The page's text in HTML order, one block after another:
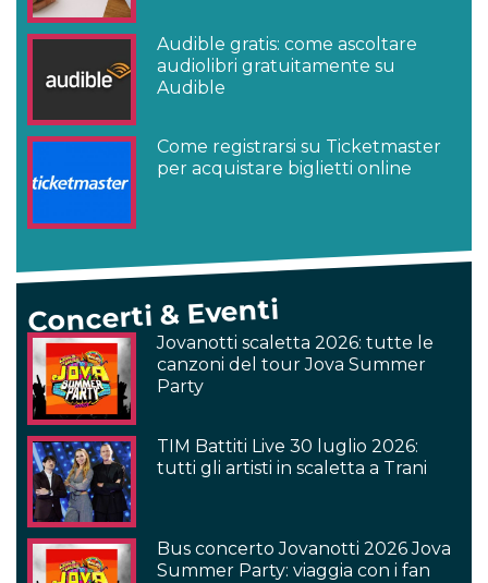
Audible gratis: come ascoltare
audiolibri gratuitamente su
Audible
Come registrarsi su Ticketmaster
per acquistare biglietti online
Concerti & Eventi
Jovanotti scaletta 2026: tutte le
canzoni del tour Jova Summer
Party
TIM Battiti Live 30 luglio 2026:
tutti gli artisti in scaletta a Trani
Bus concerto Jovanotti 2026 Jova
Summer Party: viaggia con i fan